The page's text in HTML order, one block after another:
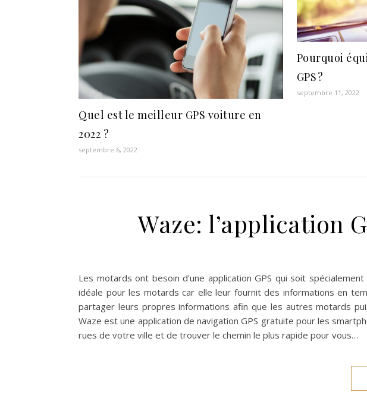
Quel est le meilleur GPS voiture en
2022 ?
septembre 6, 2022
Pourquoi
GPS ?
septembre 11, 2022
Waze: l’application
Les motards ont besoin d’une application GPS qui soit
idéale pour les motards car elle leur fournit des informations en
partager leurs propres informations afin que les autres motards
Waze est une application de navigation GPS gratuite pour les
rues de votre ville et de trouver le chemin le plus rapide pour vous…